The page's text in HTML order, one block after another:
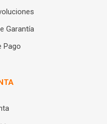
Garantía
Pago